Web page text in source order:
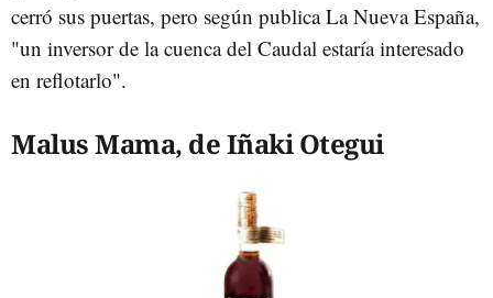
cerró sus puertas, pero según publica La Nueva España,
"un inversor de la cuenca del Caudal estaría interesado
en reflotarlo".
Malus Mama, de Iñaki Otegui